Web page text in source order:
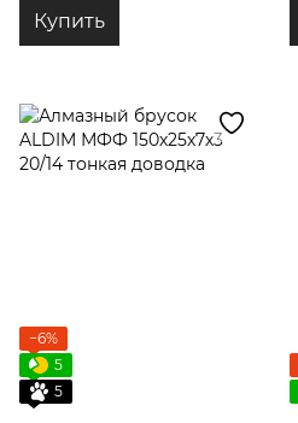
Купить
−6%
5
5